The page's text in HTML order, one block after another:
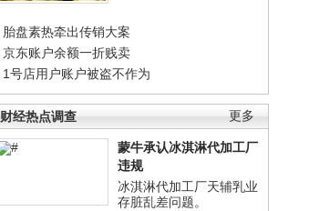
胎盘素热牵出传销大案
京东账户余额一折贱卖
1号店用户账户被盗不作为
更多
财经热点调查
蒙牛承认冰淇淋代加工厂
违规
冰淇淋代加工厂天辅乳业
存脏乱差问题。